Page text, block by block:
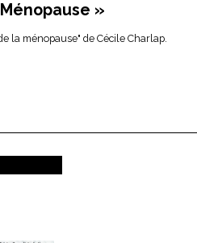
»
la ménopause" de Cécile Charlap.